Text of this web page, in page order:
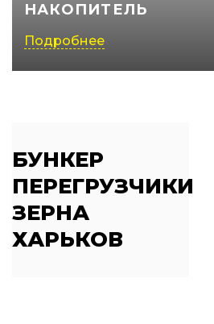
НАКОПИТЕЛЬ
Подробнее
БУНКЕР
ПЕРЕГРУЗЧИКИ
ЗЕРНА
ХАРЬКОВ